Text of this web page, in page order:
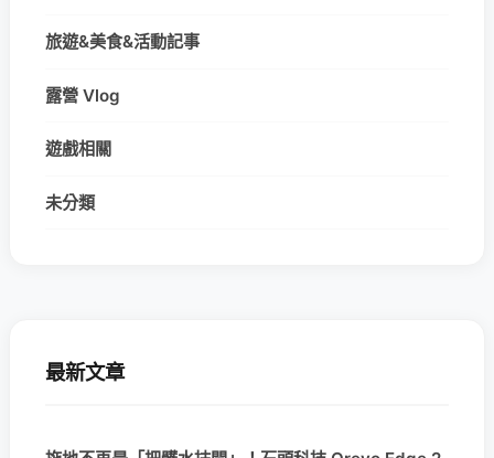
旅遊&美食&活動記事
露營 Vlog
遊戲相關
未分類
最新文章